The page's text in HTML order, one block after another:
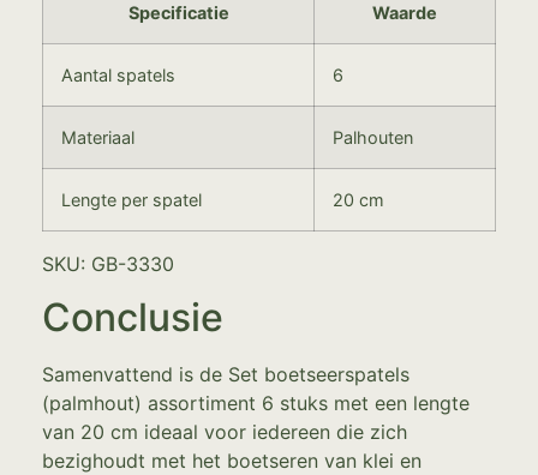
Specificatie Waarde
Aantal spatels 6
Materiaal Palhouten
Lengte per spatel 20 cm
SKU: GB-3330
Conclusie
Samenvattend is de Set boetseerspatels
(palmhout) assortiment 6 stuks met een lengte
van 20 cm ideaal voor iedereen die zich
bezighoudt met het boetseren van klei en